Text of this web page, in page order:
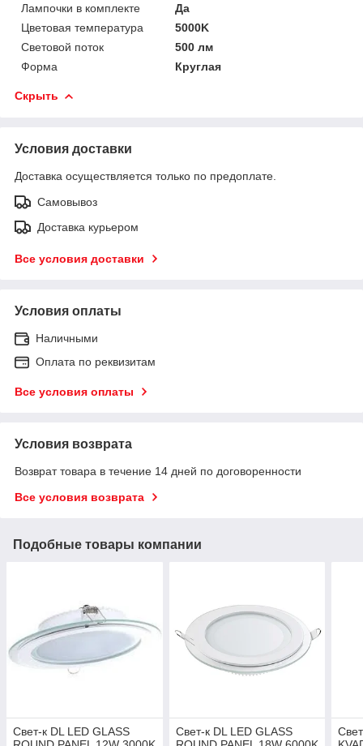
Лампочки в комплекте
Да
Цветовая температура
5000K
Световой поток
500 лм
Форма
Круглая
Скрыть
Условия доставки
Доставка осуществляется только по предоплате.
Самовывоз
Доставка курьером
Все условия доставки
Условия оплаты
Наличными
Оплата по реквизитам
Все условия оплаты
Условия возврата
Возврат товара в течение 14 дней по договоренности
Все условия возврата
Подобные товары компании
Свет-к DL LED GLASS
Свет-к DL LED GLASS